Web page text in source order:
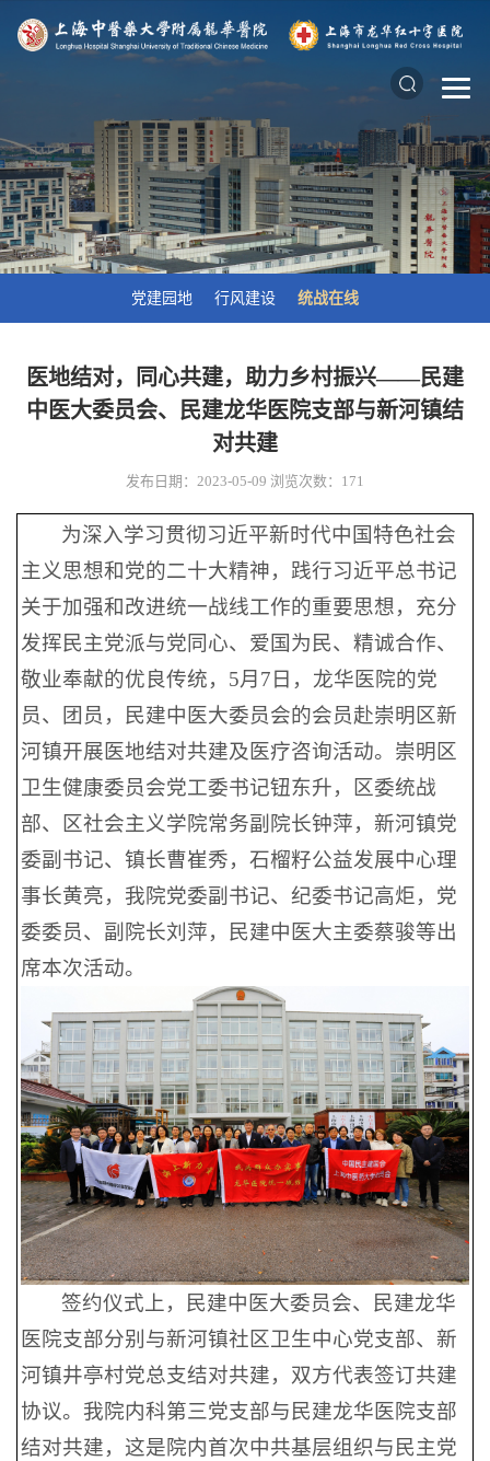
党建园地 行风建设 统战在线
医地结对，同心共建，助力乡村振兴——民建
中医大委员会、民建龙华医院支部与新河镇结
对共建
发布日期：2023-05-09 浏览次数： 171
为深入学习贯彻习近平新时代中国特色社会
主义思想和党的二十大精神，践行习近平总书记
关于加强和改进统一战线工作的重要思想，充分
发挥民主党派与党同心、爱国为民、精诚合作、
敬业奉献的优良传统，5月7日，龙华医院的党
员、团员，民建中医大委员会的会员赴崇明区新
河镇开展医地结对共建及医疗咨询活动。崇明区
卫生健康委员会党工委书记钮东升，区委统战
部、区社会主义学院常务副院长钟萍，新河镇党
委副书记、镇长曹崔秀，石榴籽公益发展中心理
事长黄亮，我院党委副书记、纪委书记高炬，党
委委员、副院长刘萍，民建中医大主委蔡骏等出
席本次活动。
签约仪式上，民建中医大委员会、民建龙华
医院支部分别与新河镇社区卫生中心党支部、新
河镇井亭村党总支结对共建，双方代表签订共建
协议。我院内科第三党支部与民建龙华医院支部
结对共建，这是院内首次中共基层组织与民主党